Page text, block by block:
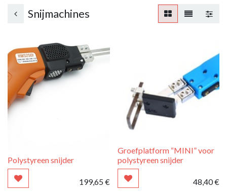
Snijmachines
Polystyreen snijder
199,65€
Groefplatform “MINI” voor
polystyreen snijder
48,40€